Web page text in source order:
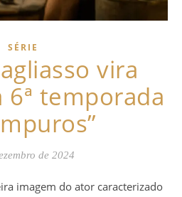
SÉRIE
vira
6ª temporada
de 2024